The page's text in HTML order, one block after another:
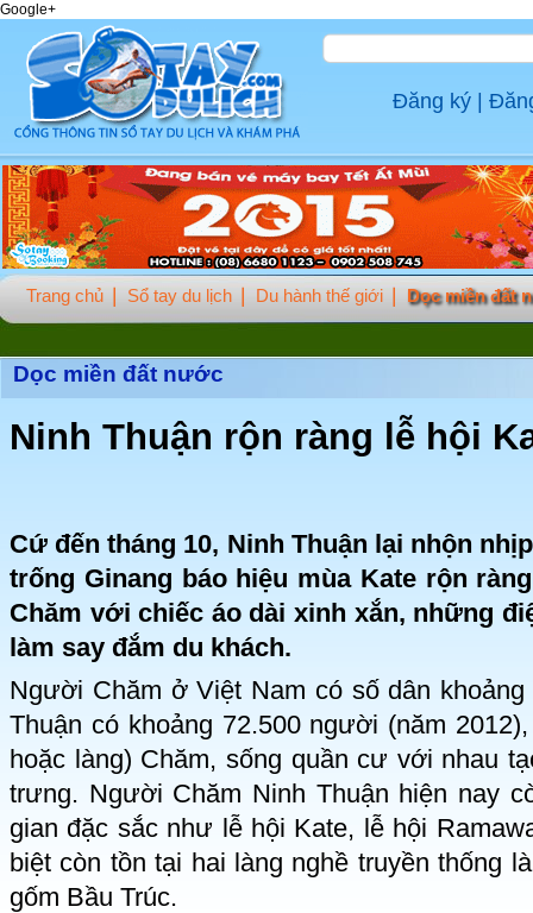
Google+
Đăng ký
Trang chủ Sổ tay du lịch Du hành thế giới Dọc miền đất
Dọc miền đất nước
Ninh Thuận rộn ràng lễ hội
Cứ đến tháng 10, Ninh Thuận lại nhộn
trống Ginang báo hiệu mùa Kate rộn
Chăm với chiếc áo dài xinh xắn, những
làm say đắm du khách.
Người Chăm ở Việt Nam có số dân
Thuận có khoảng 72.500 người (năm
hoặc làng) Chăm, sống quần cư với nhau
trưng. Người Chăm Ninh Thuận hiện nay
gian đặc sắc như lễ hội Kate, lễ hội
biệt còn tồn tại hai làng nghề truyền thống
gốm Bầu Trúc.